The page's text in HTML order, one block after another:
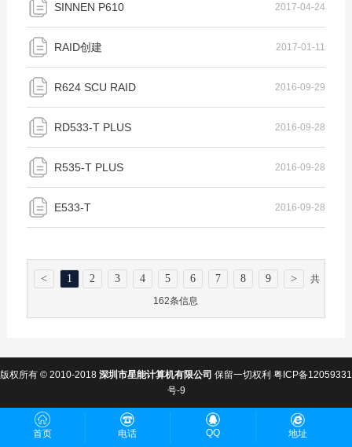
2017-04-24
SINNEN P610
2017-01-11
RAID创建
2016-09-29
R624 SCU RAID
2016-09-28
RD533-T PLUS
2016-09-28
R535-T PLUS
2016-09-28
E533-T
< 1 2 3 4 5 6 7 8 9 >
共
162条信息
版权所有 © 2010-2018 深圳市星能计算机有限公司 保留一切权利 粤ICP备12059331
号-9
首页 电话 QQ 地址